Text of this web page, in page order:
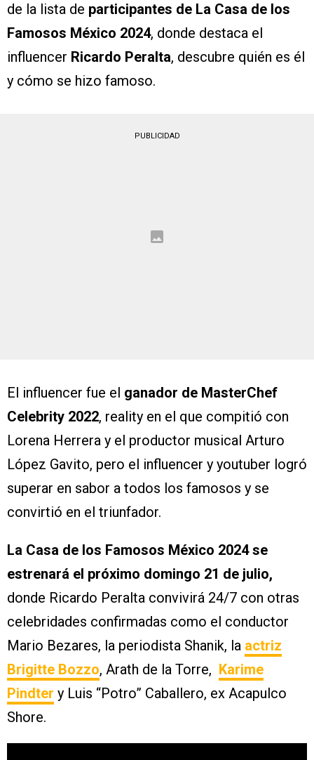
de la lista de participantes de La Casa de los
Famosos México 2024, donde destaca el
influencer Ricardo Peralta, descubre quién es él
y cómo se hizo famoso.
PUBLICIDAD
El influencer fue el ganador de MasterChef
Celebrity 2022, reality en el que compitió con
Lorena Herrera y el productor musical Arturo
López Gavito, pero el influencer y youtuber logró
superar en sabor a todos los famosos y se
convirtió en el triunfador.
La Casa de los Famosos México 2024 se
estrenará el próximo domingo 21 de julio,
donde Ricardo Peralta convivirá 24/7 con otras
celebridades confirmadas como el conductor
Mario Bezares, la periodista Shanik, la actriz
Brigitte Bozzo, Arath de la Torre, Karime
Pindter y Luis “Potro” Caballero, ex Acapulco
Shore.